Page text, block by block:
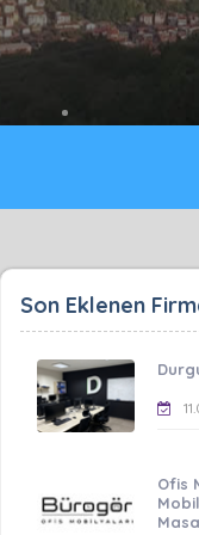
Son Eklenen
Ofis